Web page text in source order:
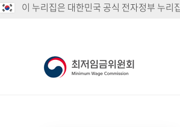
이 누리집은 대한민국 공식 전자정부 누리